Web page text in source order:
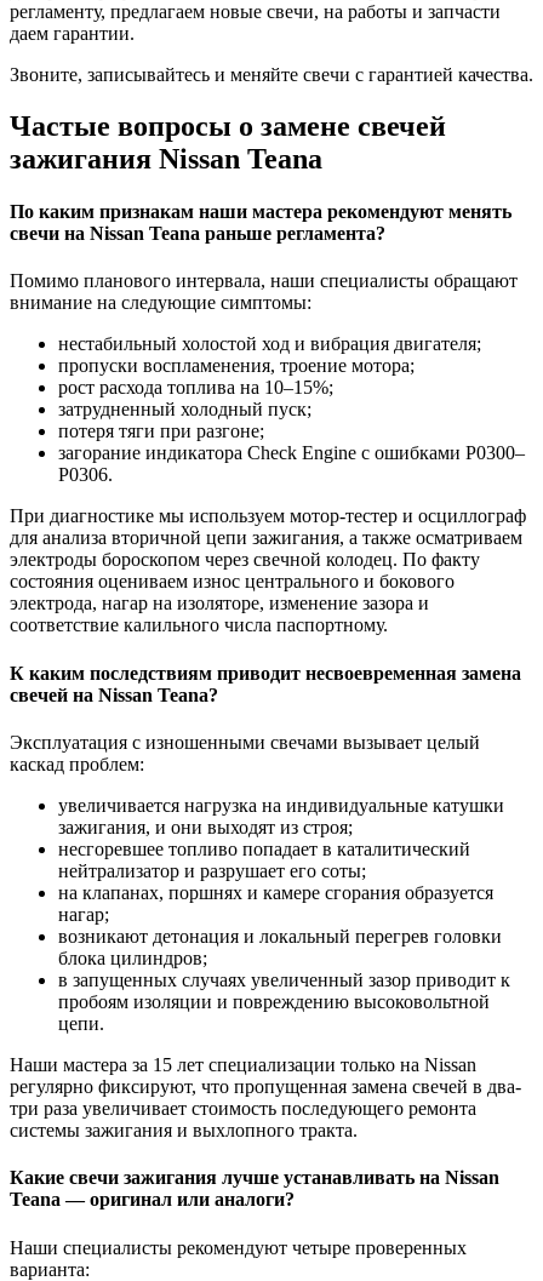
регламенту, предлагаем новые свечи, на работы и запчасти
даем гарантии.
Звоните, записывайтесь и меняйте свечи с гарантией качества.
Частые вопросы о замене свечей
зажигания Nissan Teana
По каким признакам наши мастера рекомендуют менять
свечи на Nissan Teana раньше регламента?
Помимо планового интервала, наши специалисты обращают
внимание на следующие симптомы:
нестабильный холостой ход и вибрация двигателя;
пропуски воспламенения, троение мотора;
рост расхода топлива на 10–15%;
затрудненный холодный пуск;
потеря тяги при разгоне;
загорание индикатора Check Engine с ошибками P0300–
P0306.
При диагностике мы используем мотор-тестер и осциллограф
для анализа вторичной цепи зажигания, а также осматриваем
электроды бороскопом через свечной колодец. По факту
состояния оцениваем износ центрального и бокового
электрода, нагар на изоляторе, изменение зазора и
соответствие калильного числа паспортному.
К каким последствиям приводит несвоевременная замена
свечей на Nissan Teana?
Эксплуатация с изношенными свечами вызывает целый
каскад проблем:
увеличивается нагрузка на индивидуальные катушки
зажигания, и они выходят из строя;
несгоревшее топливо попадает в каталитический
нейтрализатор и разрушает его соты;
на клапанах, поршнях и камере сгорания образуется
нагар;
возникают детонация и локальный перегрев головки
блока цилиндров;
в запущенных случаях увеличенный зазор приводит к
пробоям изоляции и повреждению высоковольтной
цепи.
Наши мастера за 15 лет специализации только на Nissan
регулярно фиксируют, что пропущенная замена свечей в два-
три раза увеличивает стоимость последующего ремонта
системы зажигания и выхлопного тракта.
Какие свечи зажигания лучше устанавливать на Nissan
Teana — оригинал или аналоги?
Наши специалисты рекомендуют четыре проверенных
варианта: